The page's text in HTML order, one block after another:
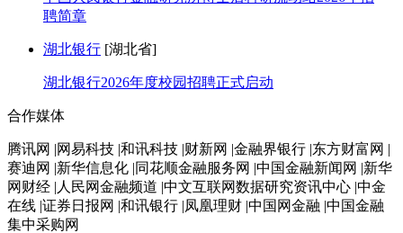
聘简章
湖北银行 [湖北省]
湖北银行2026年度校园招聘正式启动
合作媒体
腾讯网 |网易科技 |和讯科技 |财新网 |金融界银行 |东方财富网 |
赛迪网 |新华信息化 |同花顺金融服务网 |中国金融新闻网 |新华
网财经 |人民网金融频道 |中文互联网数据研究资讯中心 |中金
在线 |证券日报网 |和讯银行 |凤凰理财 |中国网金融 |中国金融
集中采购网